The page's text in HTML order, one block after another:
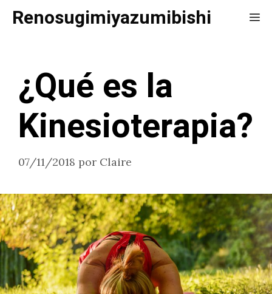
SaltarRenosugimiyazumibishi
¿Qué es la
Kinesioterapia?
07/11/2018 por Claire